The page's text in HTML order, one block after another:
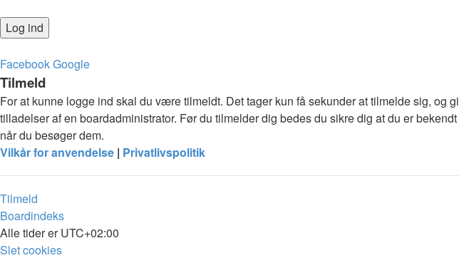
FacebookGoogle
Tilmeld
For at kunne logge ind skal du være tilmeldt. Det tager kun få sekunder at tilmelde sig,
tilladelser af en boardadministrator. Før du tilmelder dig bedes du sikre dig at du er
når du besøger dem.
Vilkår for anvendelse | Privatlivspolitik
Tilmeld
Boardindeks
Alle tider erUTC+02:00
Slet cookies